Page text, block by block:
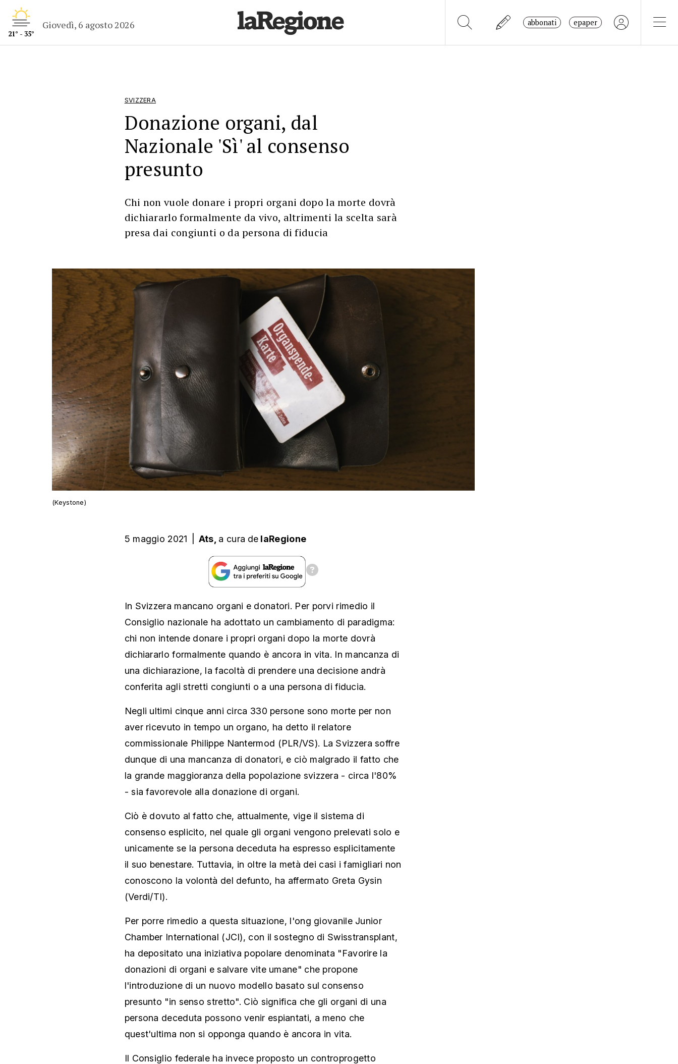
21° - 35°
Giovedì, 6 agosto 2026 abbonati epaper
SVIZZERA
Donazione organi, dal
Nazionale 'Sì' al consenso
presunto
Chi non vuole donare i propri organi dopo la morte dovrà
dichiararlo formalmente da vivo, altrimenti la scelta sarà
presa dai congiunti o da persona di fiducia
(Keystone)
5 maggio 2021 Ats, a cura de laRegione
In Svizzera mancano organi e donatori. Per porvi rimedio il
Consiglio nazionale ha adottato un cambiamento di paradigma:
chi non intende donare i propri organi dopo la morte dovrà
dichiararlo formalmente quando è ancora in vita. In mancanza di
una dichiarazione, la facoltà di prendere una decisione andrà
conferita agli stretti congiunti o a una persona di fiducia.
Negli ultimi cinque anni circa 330 persone sono morte per non
aver ricevuto in tempo un organo, ha detto il relatore
commissionale Philippe Nantermod (PLR/VS). La Svizzera soffre
dunque di una mancanza di donatori, e ciò malgrado il fatto che
la grande maggioranza della popolazione svizzera - circa l'80%
- sia favorevole alla donazione di organi.
Ciò è dovuto al fatto che, attualmente, vige il sistema di
consenso esplicito, nel quale gli organi vengono prelevati solo e
unicamente se la persona deceduta ha espresso esplicitamente
il suo benestare. Tuttavia, in oltre la metà dei casi i famigliari non
conoscono la volontà del defunto, ha affermato Greta Gysin
(Verdi/TI).
Per porre rimedio a questa situazione, l'ong giovanile Junior
Chamber International (JCI), con il sostegno di Swisstransplant,
ha depositato una iniziativa popolare denominata "Favorire la
donazioni di organi e salvare vite umane" che propone
l'introduzione di un nuovo modello basato sul consenso
presunto "in senso stretto". Ciò significa che gli organi di una
persona deceduta possono venir espiantati, a meno che
quest'ultima non si opponga quando è ancora in vita.
Il Consiglio federale ha invece proposto un controprogetto